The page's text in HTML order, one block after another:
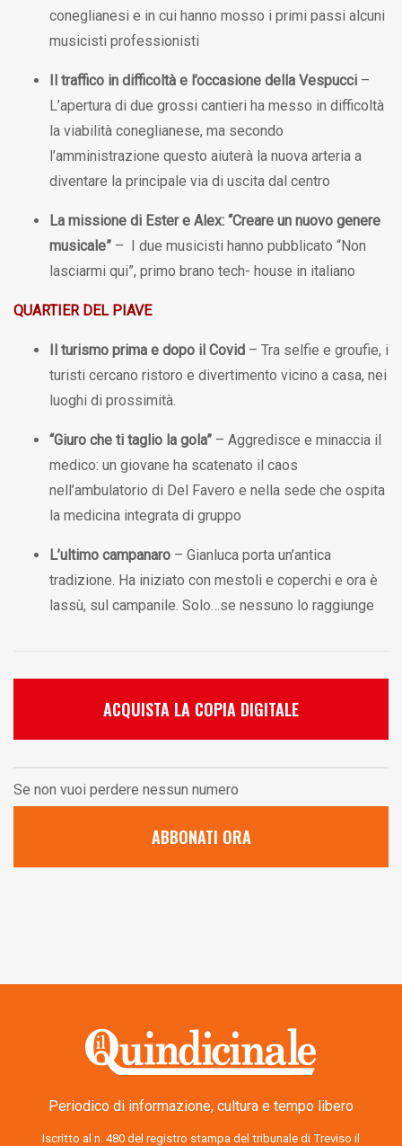
coneglianesi e in cui hanno mosso i primi passi alcuni
musicisti professionisti
Il traffico in difficoltà e l’occasione della Vespucci –
L’apertura di due grossi cantieri ha messo in difficoltà
la viabilità coneglianese, ma secondo
l’amministrazione questo aiuterà la nuova arteria a
diventare la principale via di uscita dal centro
La missione di Ester e Alex: “Creare un nuovo genere
musicale” – I due musicisti hanno pubblicato “Non
lasciarmi qui”, primo brano tech- house in italiano
QUARTIER DEL PIAVE
Il turismo prima e dopo il Covid – Tra selfie e groufie, i
turisti cercano ristoro e divertimento vicino a casa, nei
luoghi di prossimità.
“Giuro che ti taglio la gola” – Aggredisce e minaccia il
medico: un giovane ha scatenato il caos
nell’ambulatorio di Del Favero e nella sede che ospita
la medicina integrata di gruppo
L’ultimo campanaro – Gianluca porta un’antica
tradizione. Ha iniziato con mestoli e coperchi e ora è
lassù, sul campanile. Solo…se nessuno lo raggiunge
ACQUISTA LA COPIA DIGITALE
Se non vuoi perdere nessun numero
ABBONATI ORA
Periodico di informazione, cultura e tempo libero
Iscritto al n. 480 del registro stampa del tribunale di Treviso il